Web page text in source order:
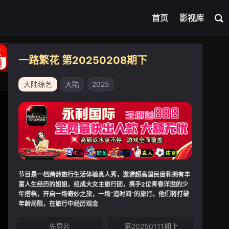
首页 影视库
一路繁花 第20250208期下
大陆综艺 大陆 2025
节目是一档跨龄旅行生活体验真人秀，邀请超高国民度和拥有丰
富人生经历的姐姐，组成大女主旅行团，携手2位青春洋溢的少
年搭档，开启一场奇妙之旅，一场“追时间”的旅行。他们将打破
年龄局限，在旅行中经历观念
先导片 第20250111期上